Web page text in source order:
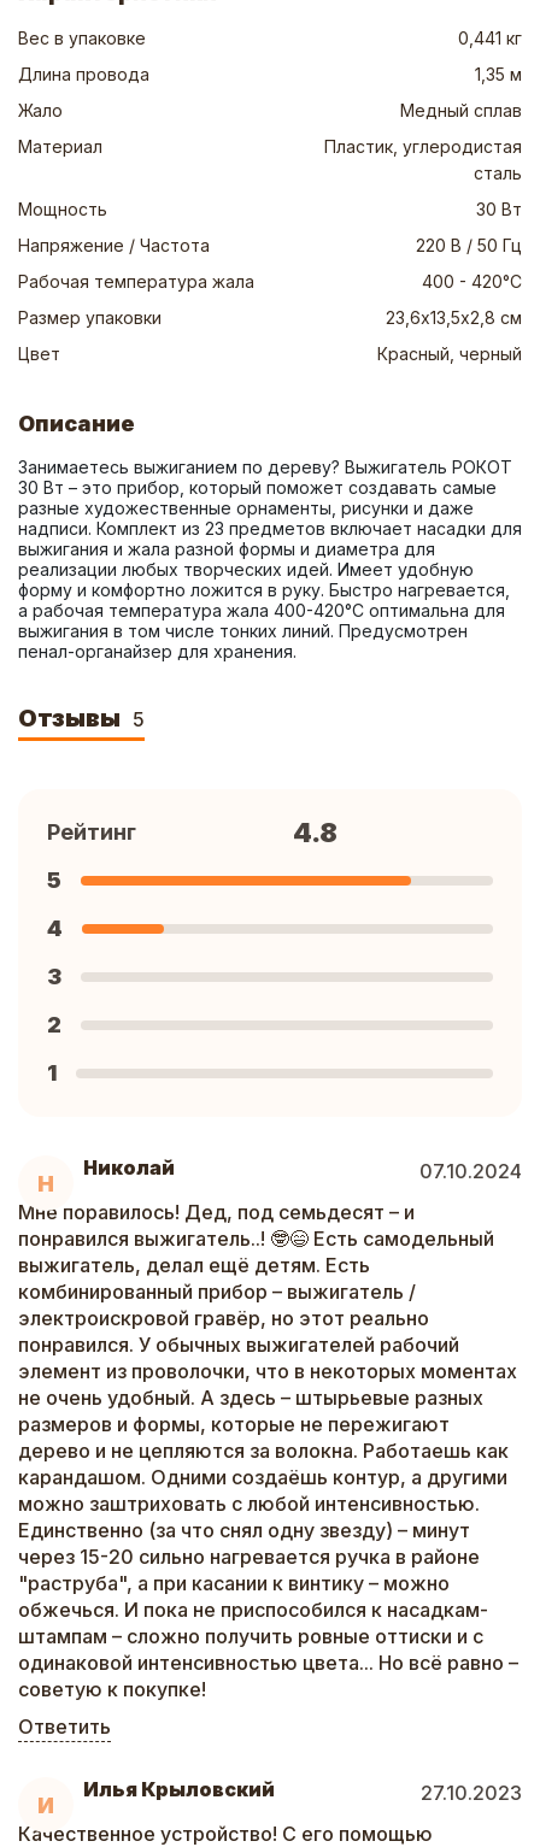
Вес в упаковке
0,441 кг
Длина провода
1,35 м
Жало
Медный сплав
Материал
Пластик, углеродистая
сталь
Мощность
30 Вт
Напряжение / Частота
220 В / 50 Гц
Рабочая температура жала
400 - 420°C
Размер упаковки
23,6х13,5х2,8 см
Цвет
Красный, черный
Описание
Занимаетесь выжиганием по дереву? Выжигатель РОКОТ
30 Вт – это прибор, который поможет создавать самые
разные художественные орнаменты, рисунки и даже
надписи. Комплект из 23 предметов включает насадки для
выжигания и жала разной формы и диаметра для
реализации любых творческих идей. Имеет удобную
форму и комфортно ложится в руку. Быстро нагревается,
а рабочая температура жала 400-420°C оптимальна для
выжигания в том числе тонких линий. Предусмотрен
пенал-органайзер для хранения.
Отзывы 5
Н
Николай
07.10.2024
Мне поравилось! Дед, под семьдесят – и
понравился выжигатель..! 🤓😄 Есть самодельный
выжигатель, делал ещё детям. Есть
комбинированный прибор – выжигатель /
электроискровой гравëр, но этот реально
понравился. У обычных выжигателей рабочий
элемент из проволочки, что в некоторых моментах
не очень удобный. А здесь – штырьевые разных
размеров и формы, которые не пережигают
дерево и не цепляются за волокна. Работаешь как
карандашом. Одними создаëшь контур, а другими
можно заштриховать с любой интенсивностью.
Единственно (за что снял одну звезду) – минут
через 15-20 сильно нагревается ручка в районе
"раструба", а при касании к винтику – можно
обжечься. И пока не приспособился к насадкам-
штампам – сложно получить ровные оттиски и с
одинаковой интенсивностью цвета... Но всё равно –
советую к покупке!
Ответить
И
Илья Крыловский
27.10.2023
Качественное устройство! С его помощью
Рейтинг 4.8
5
4
3
2
1